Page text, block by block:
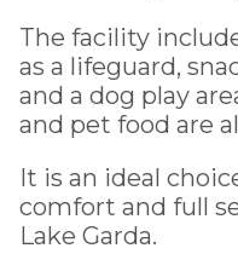
The facility
as a lifeguard,
and a dog play
and pet food are
It is an ideal
comfort and full
Lake Garda.